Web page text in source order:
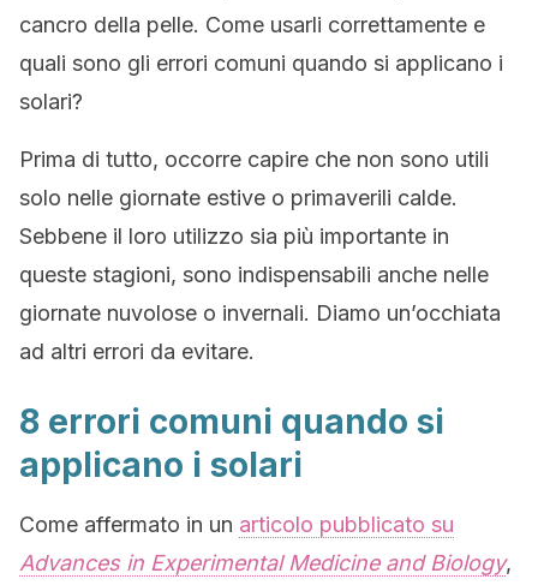
cancro della pelle. Come usarli correttamente e
quali sono gli errori comuni quando si applicano i
solari?
Prima di tutto, occorre capire che non sono utili
solo nelle giornate estive o primaverili calde.
Sebbene il loro utilizzo sia più importante in
queste stagioni, sono indispensabili anche nelle
giornate nuvolose o invernali. Diamo un’occhiata
ad altri errori da evitare.
8 errori comuni quando si
applicano i solari
Come affermato in un articolo pubblicato su
Advances in Experimental Medicine and Biology,